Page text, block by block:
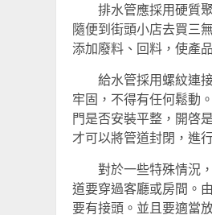
排水管應採用硬質聚
隨便到街頭小店去買三
添加廢料、回料，使產
給水管採用螺紋連接
牢固，不得有任何鬆動
門是否安裝平整，開啓
才可以將管道封閉，進
對於一些特殊情況，
道要穿過客廳或房間。
要有接頭。並且要適當